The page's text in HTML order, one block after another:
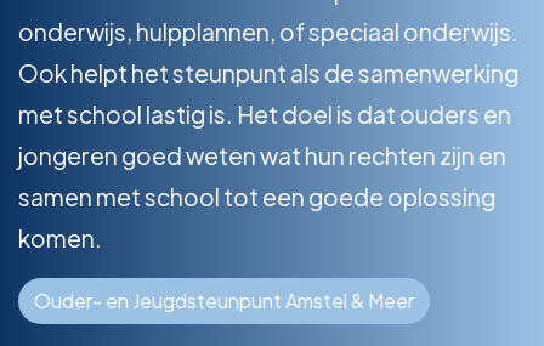
onderwijs, hulpplannen, of speciaal onderwijs.
Ook helpt het steunpunt als de samenwerking
met school lastig is. Het doel is dat ouders en
jongeren goed weten wat hun rechten zijn en
samen met school tot een goede oplossing
komen.
Ouder- en Jeugdsteunpunt Amstel & Meer